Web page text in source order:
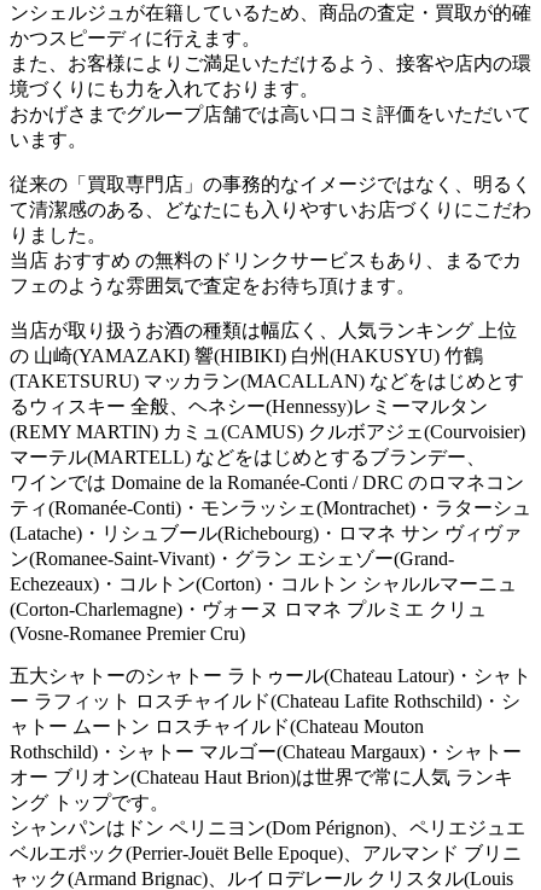
ンシェルジュが在籍しているため、商品の査定・買取が的確
かつスピーディに行えます。
また、お客様によりご満足いただけるよう、接客や店内の環
境づくりにも力を入れております。
おかげさまでグループ店舗では高い口コミ評価をいただいて
います。
従来の「買取専門店」の事務的なイメージではなく、明るく
て清潔感のある、どなたにも入りやすいお店づくりにこだわ
りました。
当店 おすすめ の無料のドリンクサービスもあり、まるでカ
フェのような雰囲気で査定をお待ち頂けます。
当店が取り扱うお酒の種類は幅広く、人気ランキング 上位
の 山崎(YAMAZAKI) 響(HIBIKI) 白州(HAKUSYU) 竹鶴
(TAKETSURU) マッカラン(MACALLAN) などをはじめとす
るウィスキー 全般、ヘネシー(Hennessy)レミーマルタン
(REMY MARTIN) カミュ(CAMUS) クルボアジェ(Courvoisier)
マーテル(MARTELL) などをはじめとするブランデー、
ワインでは Domaine de la Romanée-Conti / DRC のロマネコン
ティ(Romanée-Conti)・モンラッシェ(Montrachet)・ラターシュ
(Latache)・リシュブール(Richebourg)・ロマネ サン ヴィヴァ
ン(Romanee-Saint-Vivant)・グラン エシェゾー(Grand-
Echezeaux)・コルトン(Corton)・コルトン シャルルマーニュ
(Corton-Charlemagne)・ヴォーヌ ロマネ プルミエ クリュ
(Vosne-Romanee Premier Cru)
五大シャトーのシャトー ラトゥール(Chateau Latour)・シャト
ー ラフィット ロスチャイルド(Chateau Lafite Rothschild)・シ
ャトー ムートン ロスチャイルド(Chateau Mouton
Rothschild)・シャトー マルゴー(Chateau Margaux)・シャトー
オー ブリオン(Chateau Haut Brion)は世界で常に人気 ランキ
ング トップです。
シャンパンはドン ペリニヨン(Dom Pérignon)、ペリエジュエ
ベルエポック(Perrier-Jouët Belle Epoque)、アルマンド ブリニ
ャック(Armand Brignac)、ルイロデレール クリスタル(Louis